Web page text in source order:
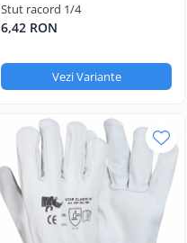
Stut racord 1/4
6,42 RON
Vezi Variante